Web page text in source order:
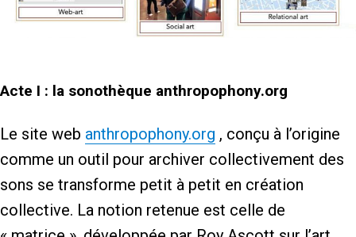
Acte I : la sonothèque anthropophony.org
Le site web anthropophony.org , conçu à l’origine
comme un outil pour archiver collectivement des
sons se transforme petit à petit en création
collective. La notion retenue est celle de